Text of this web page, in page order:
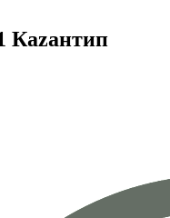
Каzантип